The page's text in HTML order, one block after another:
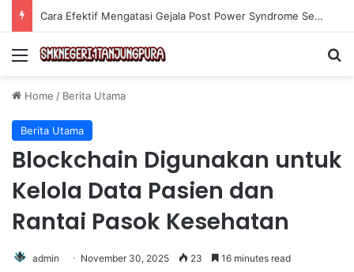
Cara Efektif Mengatasi Gejala Post Power Syndrome Setelah Pensiun Kerja
Menu
Home / Berita Utama
Berita Utama
⁠Blockchain Digunakan untuk
Kelola Data Pasien dan
Rantai Pasok Kesehatan
admin November 30, 2025 23 16 minutes read